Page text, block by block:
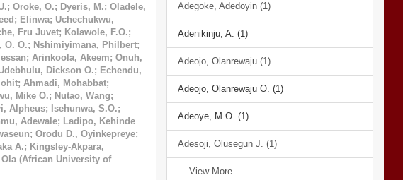
; Oroke, O.; Dyeris, M.; Oladele,
; Elinwa; Uchechukwu,
Fru Juvet; Kolawole, F.O.;
O. O.; Nshimiyimana, Philbert;
; Arinkoola, Akeem; Onuh,
Dickson O.; Echendu,
; Ahmadi, Mohabbat;
Mike O.; Nutao, Wang;
Alpheus; Isehunwa, S.O.;
Adewale; Ladipo, Kehinde
; Orodu D., Oyinkepreye;
A.; Kingsley-Akpara,
(African University of
Adegoke, Adedoyin (1)
Adenikinju, A. (1)
Adeojo, Olanrewaju (1)
Adeojo, Olanrewaju O. (1)
Adeoye, M.O. (1)
Adesoji, Olusegun J. (1)
... View More